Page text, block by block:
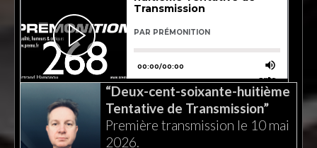
“Deux-cent-soixante-huitième
Tentative de Transmission”
Première transmission le 10 mai
2026.